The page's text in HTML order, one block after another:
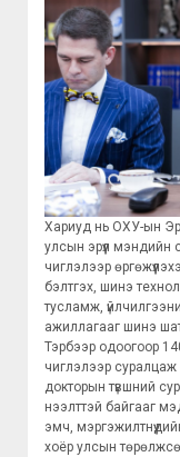
Хариуд нь ОХУ-ын
улсын эрүүл
чиглэлээр
бэлтгэх, шинэ
тусламж,
ажиллагааг шинэ
Тэрбээр одоогоор
чиглэлээр
докторын түвшний
нээлттэй байгааг
эмч,
хоёр улсын